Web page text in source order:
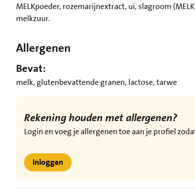
MELKpoeder, rozemarijnextract, ui, slagroom
melkzuur.
Allergenen
Bevat:
melk, glutenbevattende granen, lactose, tarwe
Rekening houden met allergenen?
Login en voeg je allergenen toe aan je profiel
Inloggen